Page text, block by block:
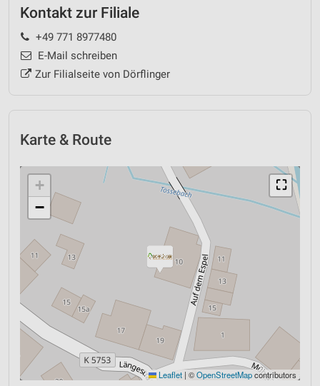
Kontakt zur Filiale
+49 771 8977480
E-Mail schreiben
Zur Filialseite von Dörflinger
Karte & Route
⛶
+
−
Leaflet | ©OpenStreetMapcontributors